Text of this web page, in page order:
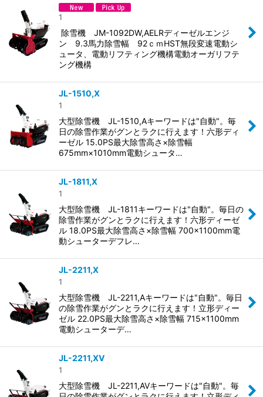
1
除雪機 JM-1092DW,AELRディーゼルエンジ
ン 9.3馬力除雪幅 92ｃｍHST無段変速電動シ
ュータ、電動リフティング機構電動オーガリフテ
ング機構
JL-1510,X
1
大型除雪機 JL-1510,Aキーワードは"自動"。毎
日の除雪作業がグンとラクに行えます！六形ディ
ーゼル 15.0PS最大除雪高さ×除雪幅
675mm×1010mm電動シュータ…
JL-1811,X
1
大型除雪機 JL-1811キーワードは"自動"。毎日の
除雪作業がグンとラクに行えます！六形ディーゼ
ル 18.0PS最大除雪高さ×除雪幅 700×1100mm電
動シューターデフレ…
JL-2211,X
1
大型除雪機 JL-2211,Aキーワードは"自動"。毎日
の除雪作業がグンとラクに行えます！立形ディー
ゼル 22.0PS最大除雪高さ×除雪幅 715×1100mm
電動シューターデ…
JL-2211,XV
1
大型除雪機 JL-2211,AVキーワードは"自動"。毎